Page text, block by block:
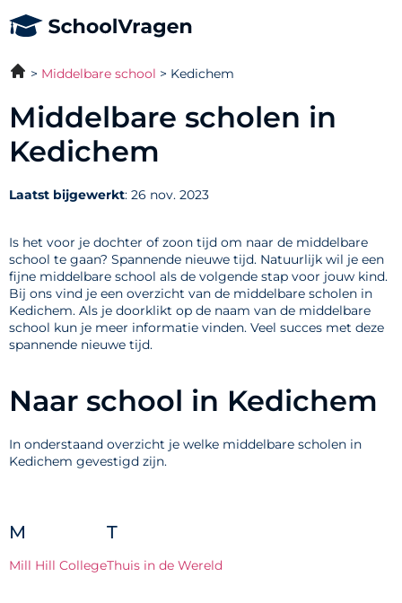
Middelbare school Kedichem
Middelbare scholen in
Kedichem
Laatst bijgewerkt: 26 nov. 2023
Is het voor je dochter of zoon tijd om naar de middelbare
school te gaan? Spannende nieuwe tijd. Natuurlijk wil je een
fijne middelbare school als de volgende stap voor jouw kind.
Bij ons vind je een overzicht van de middelbare scholen in
Kedichem. Als je doorklikt op de naam van de middelbare
school kun je meer informatie vinden. Veel succes met deze
spannende nieuwe tijd.
Naar school in Kedichem
In onderstaand overzicht je welke middelbare scholen in
Kedichem gevestigd zijn.
M
Mill Hill College
T
Thuis in de Wereld